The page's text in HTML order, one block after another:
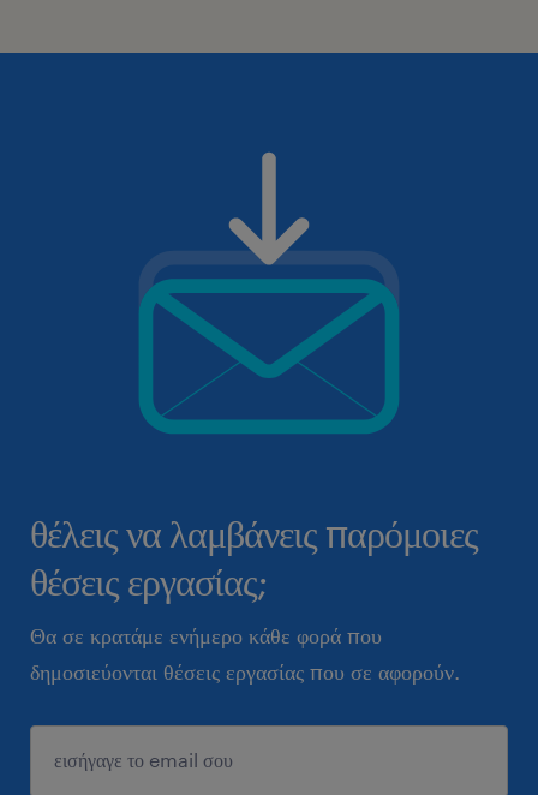
θέλεις να λαμβάνεις παρόμοιες
θέσεις εργασίας;
Θα σε κρατάμε ενήμερο κάθε φορά που
δημοσιεύονται θέσεις εργασίας που σε αφορούν.